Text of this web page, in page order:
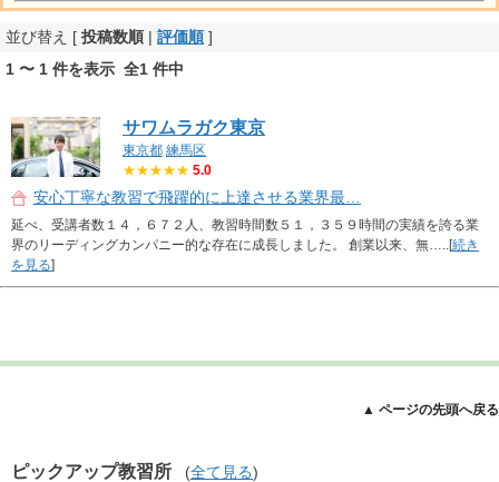
並び替え [ 投稿数順| 評価順]
1 〜 1 件を表示 全1 件中
サワムラガク東京
東京都 練馬区
★★★★★ 5.0
安心丁寧な教習で飛躍的に上達させる業界最…
延べ、受講者数１４，６７２人、教習時間数５１，３５９時間の実績を誇る業
界のリーディングカンパニー的な存在に成長しました。 創業以来、無…..[続き
を見る]
▲ ページの先頭へ戻る
ピックアップ教習所 (全て見る)